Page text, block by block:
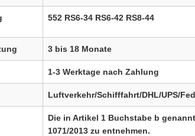
552 RS6-34 RS6-42 RS8-44
3 bis 18 Monate
1-3 Werktage nach Zahlung
Luftverkehr/Schifffahrt/DHL/UPS/
Die in Artikel 1 Buchstabe b
1071/2013 zu entnehmen.